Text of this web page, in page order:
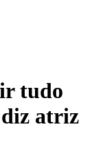
tudo
atriz